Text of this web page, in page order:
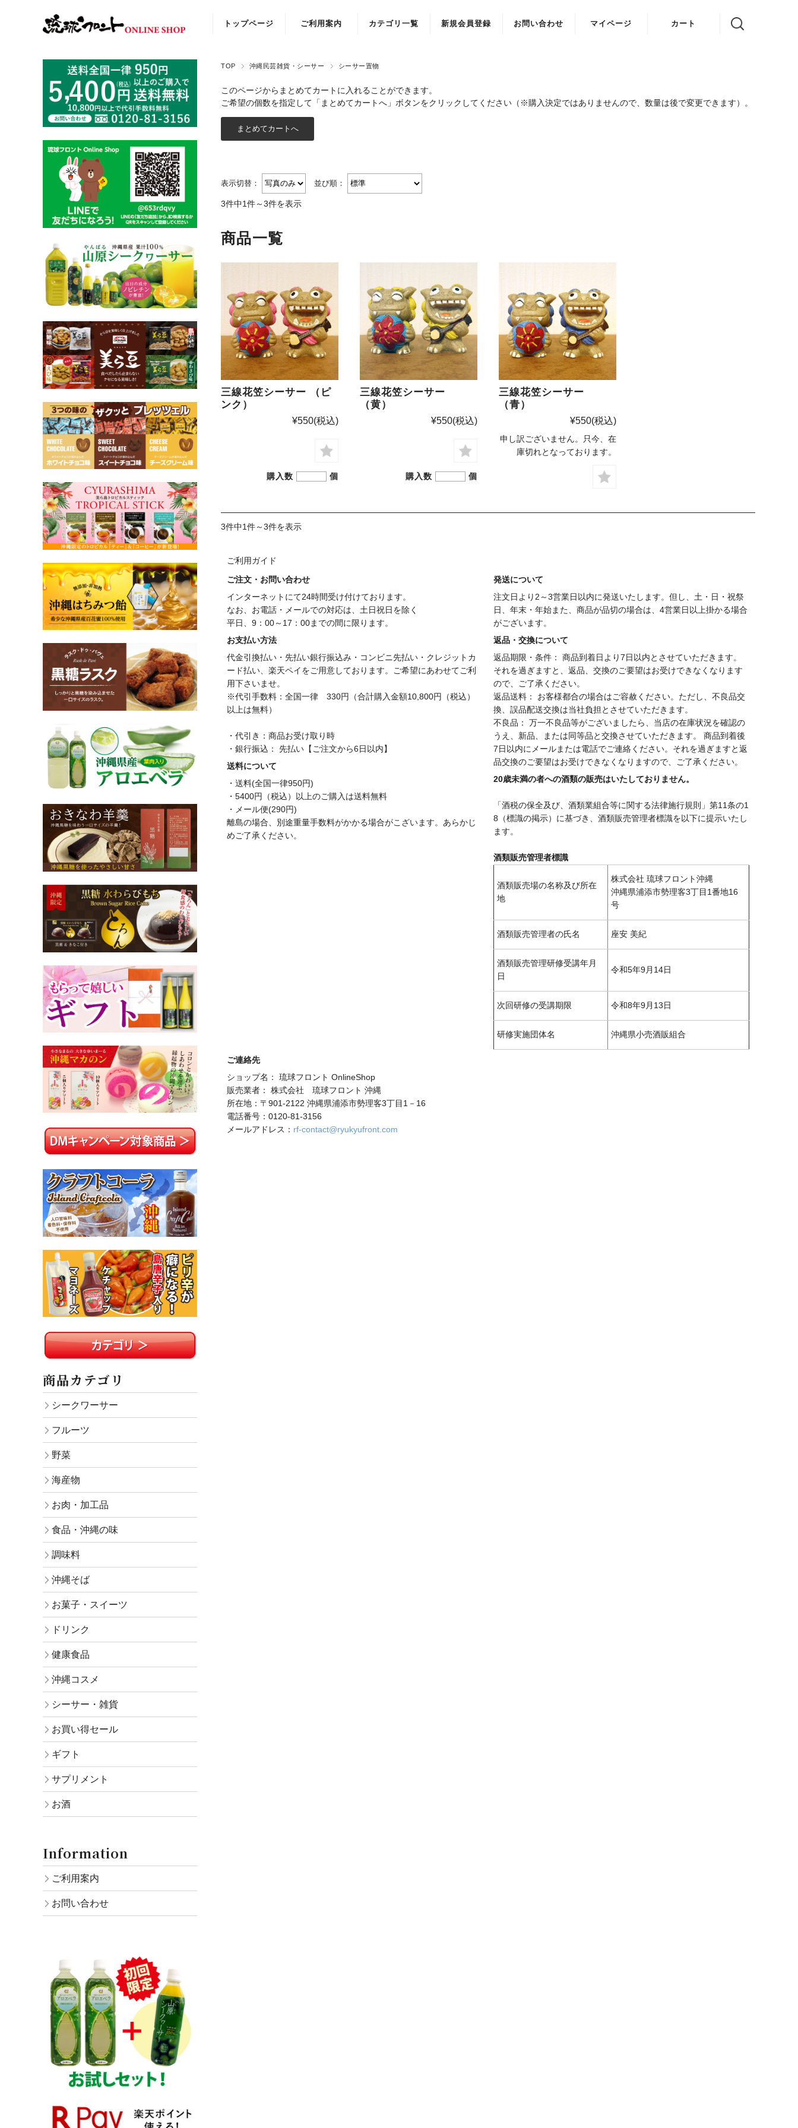
トップページ ご利用案内 カテゴリ一覧 新規会員登録 お問い合わせ マイページ カート
TOP 沖縄民芸雑貨・シーサー シーサー置物
このページからまとめてカートに入れることができます。
ご希望の個数を指定して「まとめてカートへ」ボタンをクリックしてください（※購入決定ではありませんので、数量は後で変更できます）。
表示切替： 並び順：
3件中1件～3件を表示
商品一覧
三線花笠シーサー （ピ
ンク）
¥550(税込)
購入数 個
三線花笠シーサー
（黄）
¥550(税込)
購入数 個
三線花笠シーサー
（青）
¥550(税込)
申し訳ございません。只今、在
庫切れとなっております。
3件中1件～3件を表示
ご利用ガイド
ご注文・お問い合わせ
インターネットにて24時間受け付けております。
なお、お電話・メールでの対応は、土日祝日を除く
平日、9：00～17：00までの間に限ります。
お支払い方法
代金引換払い・先払い銀行振込み・コンビニ先払い・クレジットカ
ード払い、楽天ペイをご用意しております。ご希望にあわせてご利
用下さいませ。
※代引手数料：全国一律 330円（合計購入金額10,800円（税込）
以上は無料）
・代引き：商品お受け取り時
・銀行振込： 先払い【ご注文から6日以内】
送料について
・送料(全国一律950円)
・5400円（税込）以上のご購入は送料無料
・メール便(290円)
離島の場合、別途重量手数料がかかる場合がこざいます。あらかじ
めご了承ください。
発送について
注文日より2～3営業日以内に発送いたします。但し、土・日・祝祭
日、年末・年始また、商品が品切の場合は、4営業日以上掛かる場合
がございます。
返品・交換について
返品期限・条件： 商品到着日より7日以内とさせていただきます。
それを過ぎますと、返品、交換のご要望はお受けできなくなります
ので、ご了承ください。
返品送料： お客様都合の場合はご容赦ください。ただし、不良品交
換、誤品配送交換は当社負担とさせていただきます。
不良品： 万一不良品等がございましたら、当店の在庫状況を確認の
うえ、新品、または同等品と交換させていただきます。 商品到着後
7日以内にメールまたは電話でご連絡ください。それを過ぎますと返
品交換のご要望はお受けできなくなりますので、ご了承ください。
20歳未満の者への酒類の販売はいたしておりません。
「酒税の保全及び、酒類業組合等に関する法律施行規則」第11条の1
8（標識の掲示）に基づき、酒類販売管理者標識を以下に提示いたし
ます。
酒類販売管理者標識
酒類販売場の名称及び所在
地
株式会社 琉球フロント沖縄
沖縄県浦添市勢理客3丁目1番地16
号
酒類販売管理者の氏名 座安 美紀
酒類販売管理研修受講年月
日
令和5年9月14日
次回研修の受講期限 令和8年9月13日
研修実施団体名 沖縄県小売酒販組合
ご連絡先
ショップ名： 琉球フロント OnlineShop
販売業者： 株式会社 琉球フロント 沖縄
所在地：〒901-2122 沖縄県浦添市勢理客3丁目1－16
電話番号：0120-81-3156
メールアドレス： rf-contact@ryukyufront.com
商品カテゴリ
シークワーサー
フルーツ
野菜
海産物
お肉・加工品
食品・沖縄の味
調味料
沖縄そば
お菓子・スイーツ
ドリンク
健康食品
沖縄コスメ
シーサー・雑貨
お買い得セール
ギフト
サプリメント
お酒
Information
ご利用案内
お問い合わせ